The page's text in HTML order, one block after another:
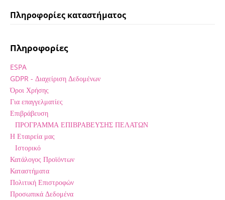
Πληροφορίες καταστήματος
Πληροφορίες
ESPA
GDPR - Διαχείριση Δεδομένων
Όροι Χρήσης
Για επαγγελματίες
Επιβράβευση
ΠΡΟΓΡΑΜΜΑ ΕΠΙΒΡΑΒΕΥΣΗΣ ΠΕΛΑΤΩΝ
Η Εταιρεία μας
Ιστορικό
Κατάλογος Προϊόντων
Καταστήματα
Πολιτική Επιστροφών
Προσωπικά Δεδομένα